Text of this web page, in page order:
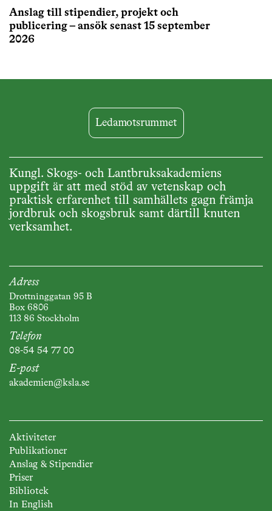
Anslag till stipendier, projekt och
publicering – ansök senast 15 september
2026
Ledamotsrummet
Kungl. Skogs- och Lantbruksakademiens
uppgift är att med stöd av vetenskap och
praktisk erfarenhet till samhällets gagn främja
jordbruk och skogsbruk samt därtill knuten
verksamhet.
Adress
Drottninggatan 95 B
Box 6806
113 86 Stockholm
Telefon
08-54 54 77 00
E-post
akademien@ksla.se
Aktiviteter
Publikationer
Anslag & Stipendier
Priser
Bibliotek
In English